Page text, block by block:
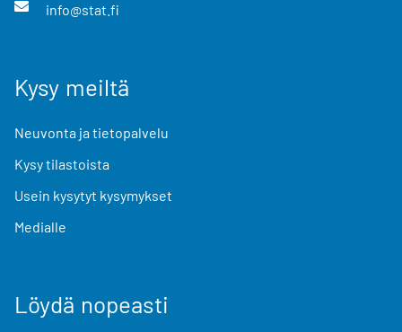
info@stat.fi
Kysy meiltä
Neuvonta ja tietopalvelu
Kysy tilastoista
Usein kysytyt kysymykset
Medialle
Löydä nopeasti